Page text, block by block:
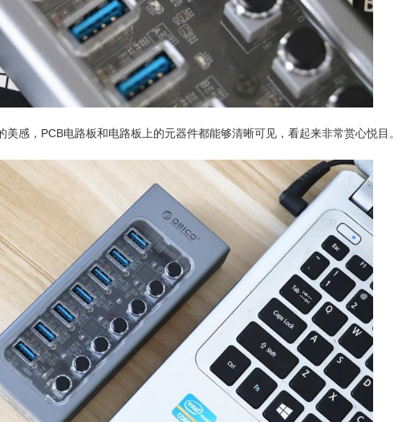
感，PCB电路板和电路板上的元器件都能够清晰可见，看起来非常赏心悦目。